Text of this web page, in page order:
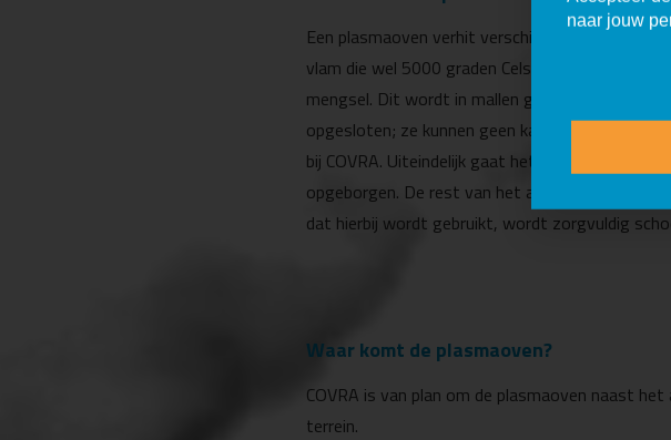
Een plasmaoven verhit verschillende soorten
vlam die wel 5000 graden Celsius bereikt. De
mengsel. Dit wordt in mallen gegoten, koelt af
opgesloten; ze kunnen geen kant meer op. Het
bij COVRA. Uiteindelijk gaat het naar de
opgeborgen. De rest van het afval verbrandt.
dat hierbij wordt gebruikt, wordt zorgvuldig
Waar komt de plasmaoven?
COVRA is van plan om de plasmaoven naast
terrein.
naar jouw